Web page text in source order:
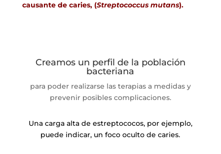
causante de caries, (Streptococcus mutans).
Creamos un perfil de la población
bacteriana
para poder realizarse las terapias a medidas y
prevenir posibles complicaciones.
Una carga alta de estreptococos, por ejemplo,
puede indicar, un foco oculto de caries.